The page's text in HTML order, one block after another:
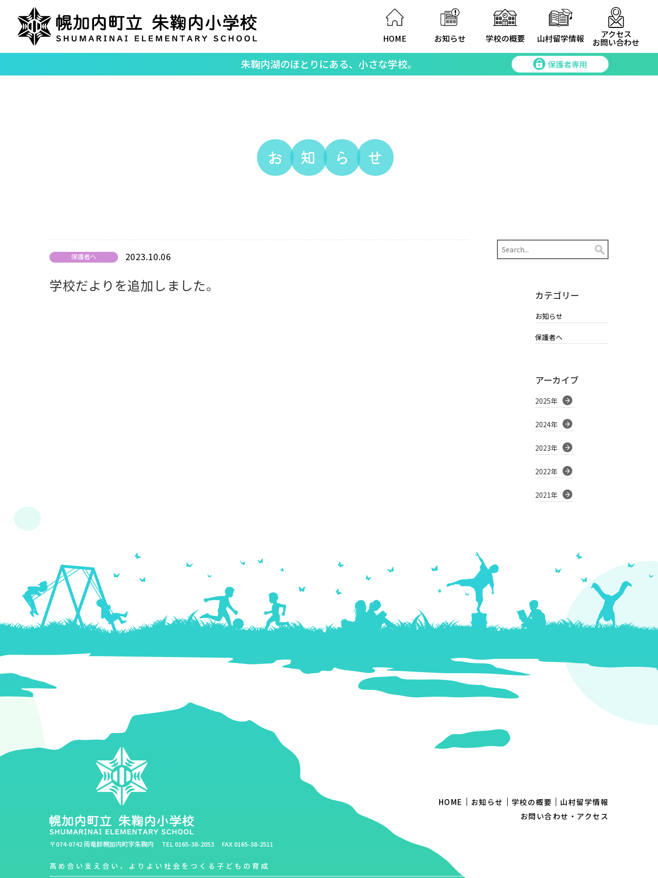
HOME お知らせ 学校の概要 山村留学情報 アクセス
お問い合わせ
朱鞠内湖のほとりにある、小さな学校。 保護者専用
お 知 ら せ
保護者へ 2023.10.06
学校だよりを追加しました。
カテゴリー
お知らせ
保護者へ
アーカイブ
2025年
2024年
2023年
2022年
2021年
〒074-0742 雨竜郡幌加内町字朱鞠内 TEL 0165-38-2053 FAX 0165-38-2511
高め合い支え合い、よりよい社会をつくる子どもの育成
HOME お知らせ 学校の概要
山村留学情報
お問い合わせ・アクセス